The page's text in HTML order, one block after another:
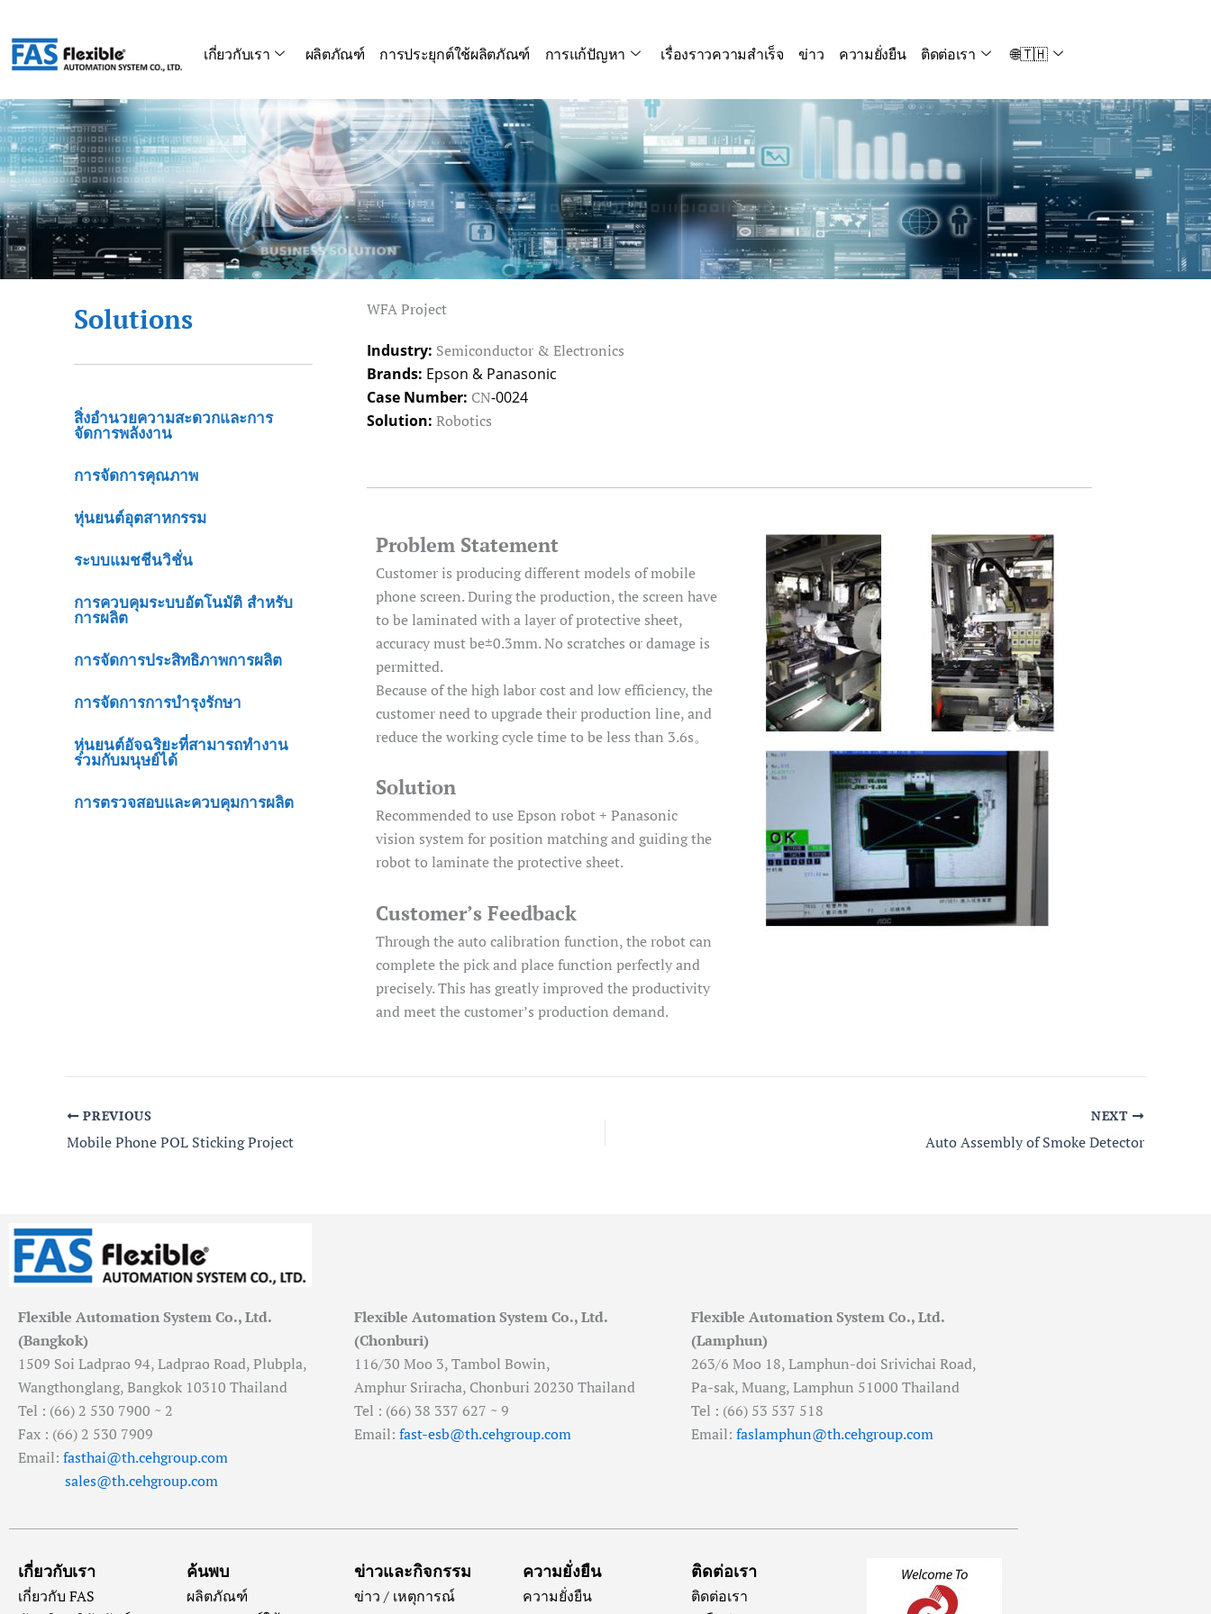
to
content
เกี่ยวกับเรา ผลิตภัณฑ์ การประยุกต์ใช้ผลิตภัณฑ์ การแก้ปัญหา เรื่องราวความสำเร็จ ข่าว ความยั่งยืน ติดต่อเรา 🌐🇹🇭
Solutions
สิ่งอำนวยความสะดวกและการ
จัดการพลังงาน
การจัดการคุณภาพ
หุ่นยนต์อุตสาหกรรม
ระบบแมชชีนวิชั่น
การควบคุมระบบอัตโนมัติ สำหรับ
การผลิต
การจัดการประสิทธิภาพการผลิต
การจัดการการบำรุงรักษา
หุ่นยนต์อัจฉริยะที่สามารถทำงาน
ร่วมกับมนุษย์ได้
การตรวจสอบและควบคุมการผลิต
WFA Project
Industry: Semiconductor & Electronics
Brands: Epson & Panasonic
Case Number: CN-0024
Solution: Robotics
Problem Statement
Customer is producing different models of mobile
phone screen. During the production, the screen have
to be laminated with a layer of protective sheet,
accuracy must be±0.3mm. No scratches or damage is
permitted.
Because of the high labor cost and low efficiency, the
customer need to upgrade their production line, and
reduce the working cycle time to be less than 3.6s。
Solution
Recommended to use Epson robot + Panasonic
vision system for position matching and guiding the
robot to laminate the protective sheet.
Customer’s Feedback
Through the auto calibration function, the robot can
complete the pick and place function perfectly and
precisely. This has greatly improved the productivity
and meet the customer’s production demand.
PREVIOUS
Mobile Phone POL Sticking Project
NEXT
Auto Assembly of Smoke Detector
Flexible Automation System Co., Ltd.
(Bangkok)
1509 Soi Ladprao 94, Ladprao Road, Plubpla,
Wangthonglang, Bangkok 10310 Thailand
Tel : (66) 2 530 7900 ~ 2
Fax : (66) 2 530 7909
Email: fasthai@th.cehgroup.com
sales@th.cehgroup.com
Flexible Automation System Co., Ltd.
(Chonburi)
116/30 Moo 3, Tambol Bowin,
Amphur Sriracha, Chonburi 20230 Thailand
Tel : (66) 38 337 627 ~ 9
Email:fast-esb@th.cehgroup.com
Flexible Automation System Co., Ltd.
(Lamphun)
263/6 Moo 18, Lamphun-doi Srivichai Road,
Pa-sak, Muang, Lamphun 51000 Thailand
Tel : (66) 53 537 518
Email: faslamphun@th.cehgroup.com
เกี่ยวกับเรา
เกี่ยวกับ FAS
ค้นพบ
ผลิตภัณฑ์
ข่าวและกิจกรรม
ข่าว / เหตุการณ์
ความยั่งยืน
ความยั่งยืน
ติดต่อเรา
ติดต่อเรา